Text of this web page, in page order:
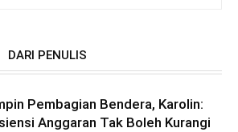
DARI PENULIS
Pembagian Bendera, Karolin:
Anggaran Tak Boleh Kurangi